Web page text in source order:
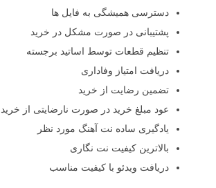
دسترسی همیشگی به فایل ها
پشتیبانی در صورت مشکل در خرید
تنظیم قطعات توسط اساتید برجسته
دریافت امتیاز وفاداری
تضمین رضایت از خرید
عود مبلغ خرید در صورت نارضایتی از خرید
یادگیری ساده نت آهنگ مورد نظر
بالاترین کیفیت نت نگاری
دریافت ویدئو با کیفیت مناسب